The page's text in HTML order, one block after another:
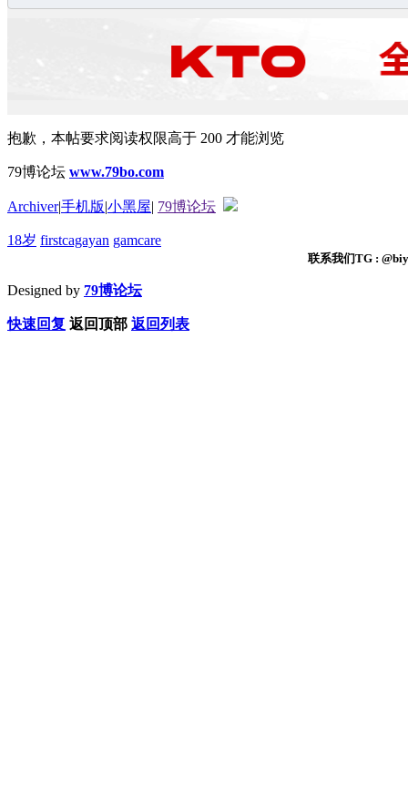
抱歉，本帖要求阅读权限高于 200 才能浏览
79博论坛 www.79bo.com
Archiver|手机版|小黑屋| 79博论坛
18岁 firstcagayan gamcare
联系我们TG :
Designed by 79博论坛
快速回复 返回顶部 返回列表